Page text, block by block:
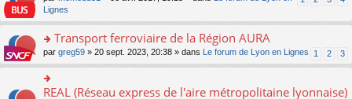
nt
ré
c
nt
le
s
ré
c
e
nt
o
n
lu
pl
s
ré
s
e
n
o
n
lu
er
le
m
e
s
a
e
s
er
le
m
e
s
Lignes
o
n
s
ult
Transport ferroviaire de la Région AURA
1 2 3
par greg59 » 20 sept. 2023, 20:38 » dans Le forum de Lyon en Lignes
o
REAL (Réseau express de l'aire métropolitaine lyonnaise)